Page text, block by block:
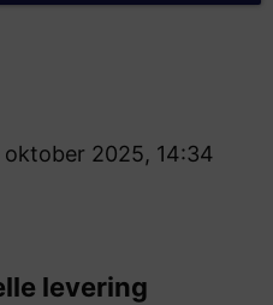
oktober 2025, 14:34
levering